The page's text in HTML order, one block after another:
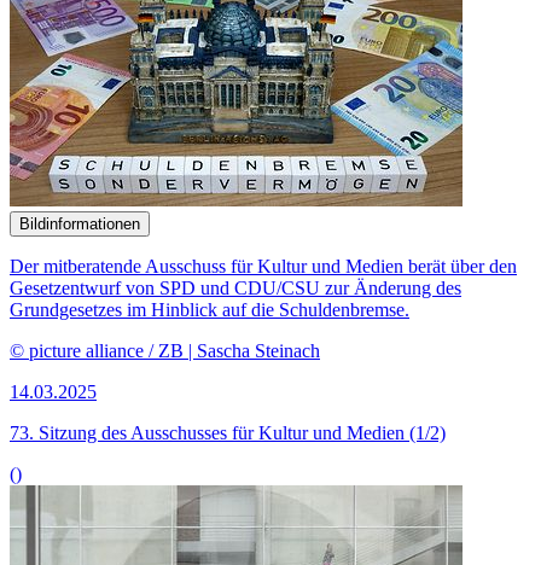
Bildinformationen
Der mitberatende Ausschuss für Kultur und Medien berät über den
Gesetzentwurf von SPD und CDU/CSU zur Änderung des
Grundgesetzes im Hinblick auf die Schuldenbremse.
© picture alliance / ZB | Sascha Steinach
14.03.2025
73. Sitzung des Ausschusses für Kultur und Medien (1/2)
()